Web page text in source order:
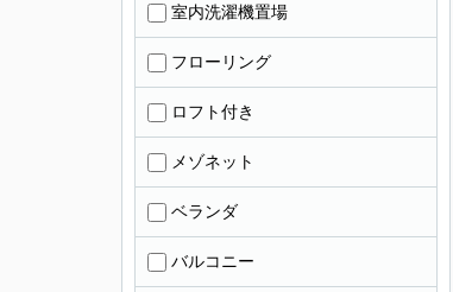
室内洗濯機置場
フローリング
ロフト付き
メゾネット
ベランダ
バルコニー